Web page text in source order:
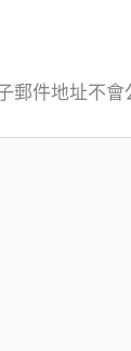
郵件地址不會